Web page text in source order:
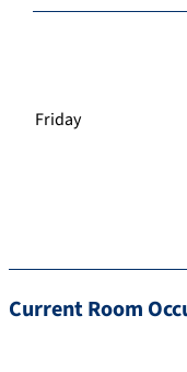
Friday
Current Room